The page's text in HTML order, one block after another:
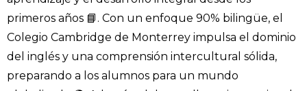
primeros años 📘. Con un enfoque 90% bilingüe, el
Colegio Cambridge de Monterrey impulsa el dominio
del inglés y una comprensión intercultural sólida,
preparando a los alumnos para un mundo